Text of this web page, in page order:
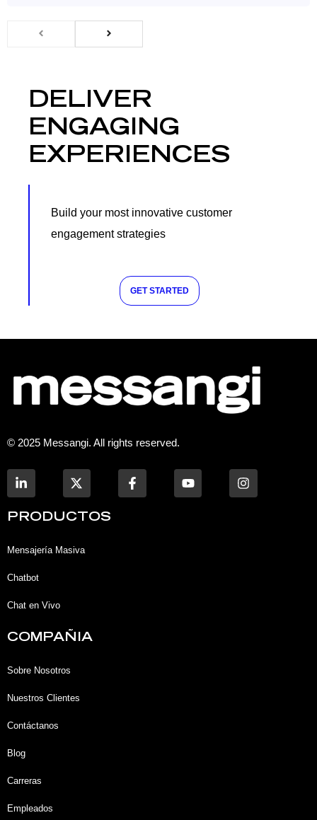
DELIVER
ENGAGING
EXPERIENCES
Build your most innovative customer
engagement strategies
GET STARTED
© 2025 Messangi. All rights reserved.
i
n
k
i
-
n
F
a
c
o
u
I
n
s
PRODUCTOS
Mensajería Masiva
Chatbot
Chat en Vivo
COMPAÑIA
Sobre Nosotros
Nuestros Clientes
Contáctanos
Blog
Carreras
Empleados